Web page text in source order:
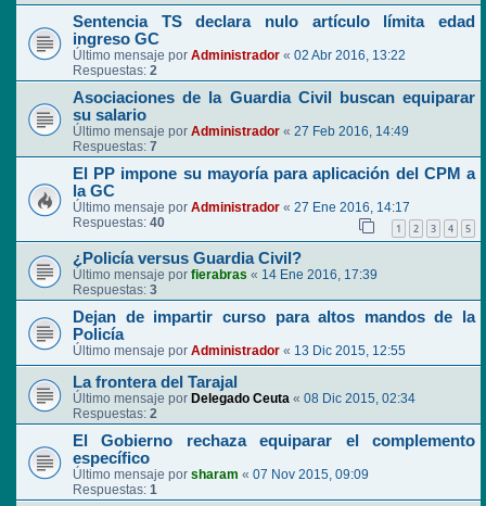
Sentencia TS declara nulo artículo límita edad
ingreso GC
Último mensaje por Administrador « 02 Abr 2016, 13:22
Respuestas: 2
Asociaciones de la Guardia Civil buscan equiparar
su salario
Último mensaje por Administrador « 27 Feb 2016, 14:49
Respuestas: 7
El PP impone su mayoría para aplicación del CPM a
la GC
Último mensaje por Administrador « 27 Ene 2016, 14:17
Respuestas: 40 1 2 3 4 5
¿Policía versus Guardia Civil?
Último mensaje por fierabras « 14 Ene 2016, 17:39
Respuestas: 3
Dejan de impartir curso para altos mandos de la
Policía
Último mensaje por Administrador « 13 Dic 2015, 12:55
La frontera del Tarajal
Último mensaje por Delegado Ceuta « 08 Dic 2015, 02:34
Respuestas: 2
El Gobierno rechaza equiparar el complemento
específico
Último mensaje por sharam « 07 Nov 2015, 09:09
Respuestas: 1